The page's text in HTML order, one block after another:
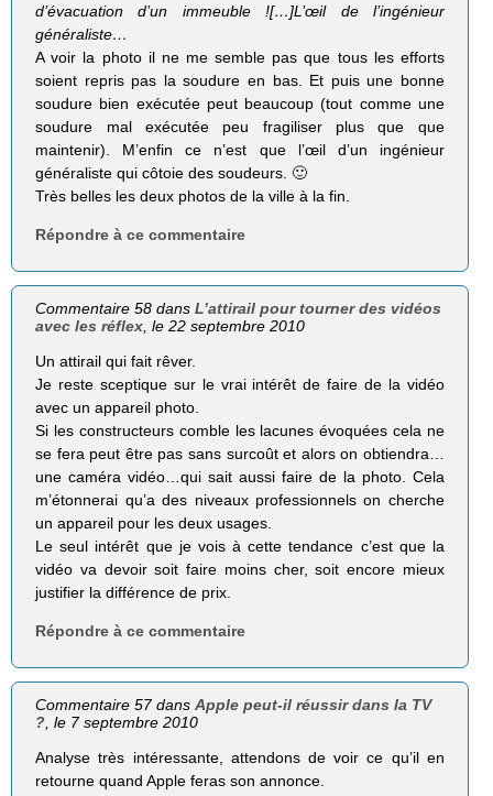
d’évacuation d’un immeuble ![…]L’œil de l’ingénieur
généraliste…
A voir la photo il ne me semble pas que tous les efforts
soient repris pas la soudure en bas. Et puis une bonne
soudure bien exécutée peut beaucoup (tout comme une
soudure mal exécutée peu fragiliser plus que que
maintenir). M’enfin ce n’est que l’œil d’un ingénieur
généraliste qui côtoie des soudeurs. 🙂
Très belles les deux photos de la ville à la fin.
Répondre à ce commentaire
Commentaire 58 dansL’attirail pour tourner des vidéos
avec les réflex , le 22 septembre 2010
Un attirail qui fait rêver.
Je reste sceptique sur le vrai intérêt de faire de la vidéo
avec un appareil photo.
Si les constructeurs comble les lacunes évoquées cela ne
se fera peut être pas sans surcoût et alors on obtiendra…
une caméra vidéo…qui sait aussi faire de la photo. Cela
m’étonnerai qu’a des niveaux professionnels on cherche
un appareil pour les deux usages.
Le seul intérêt que je vois à cette tendance c’est que la
vidéo va devoir soit faire moins cher, soit encore mieux
justifier la différence de prix.
Répondre à ce commentaire
Commentaire 57 dansApple peut-il réussir dans la TV
?, le 7 septembre 2010
Analyse très intéressante, attendons de voir ce qu’il en
retourne quand Apple feras son annonce.